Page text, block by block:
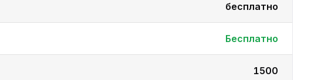
бесплатно
Бесплатно
1500